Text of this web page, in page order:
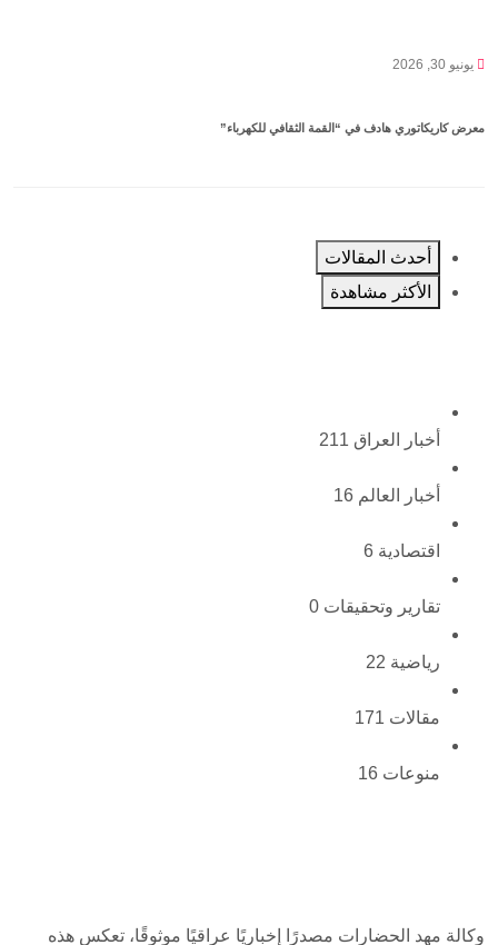
يونيو 30, 2026
معرض كاريكاتوري هادف في “القمة الثقافي للكهرباء”
أحدث المقالات
الأكثر مشاهدة
أخبار العراق 211
أخبار العالم 16
اقتصادية 6
تقارير وتحقيقات 0
رياضية 22
مقالات 171
منوعات 16
وكالة مهد الحضارات مصدرًا إخباريًا عراقيًا موثوقًا، تعكس هذه